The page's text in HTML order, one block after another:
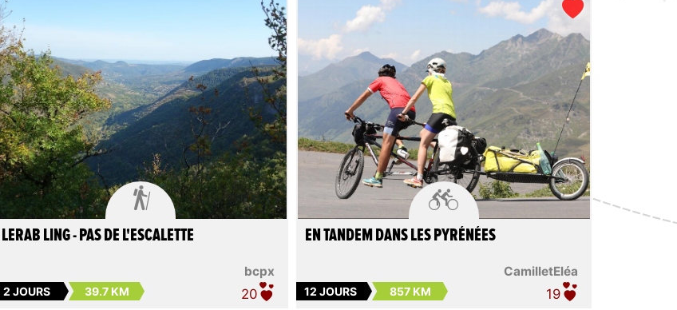

bcpx
LERAB LING - PAS DE L'ESCALETTE
2 JOURS 39.7 KM 20

CamilletEléa
EN TANDEM DANS LES PYRÉNÉES
12 JOURS 857 KM 19